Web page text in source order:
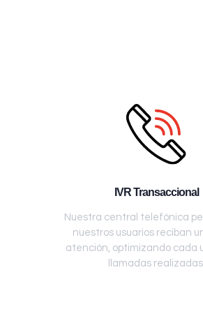
IVR Transaccional
Nuestra central telefónica
nuestros usuarios reciban
atención, optimizando cada
llamadas realizadas.